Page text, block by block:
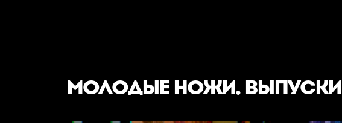
МОЛОДЫЕ НОЖИ. ВЫПУСКИ